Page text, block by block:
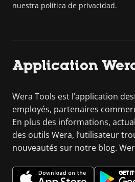
nuestra política de privacidad.
Application
Wera Tools est l’application
employés, partenaires
En plus des informations,
des outils Wera, l’utilisateur
nouveautés sur notre blog.